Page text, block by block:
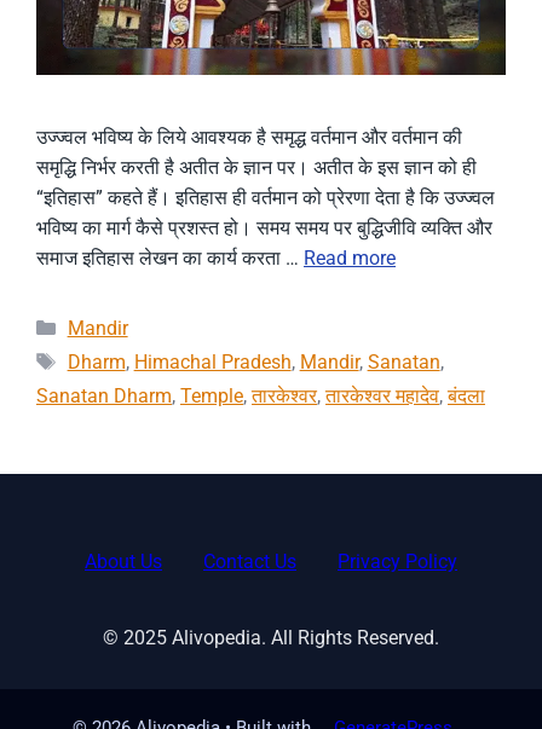
उज्ज्वल भविष्य के लिये आवश्यक है समृद्ध वर्तमान और वर्तमान की
समृद्धि निर्भर करती है अतीत के ज्ञान पर। अतीत के इस ज्ञान को ही
“इतिहास” कहते हैं। इतिहास ही वर्तमान को प्रेरणा देता है कि उज्ज्वल
भविष्य का मार्ग कैसे प्रशस्त हो। समय समय पर बुद्धिजीवि व्यक्ति और
समाज इतिहास लेखन का कार्य करता … Read more
Categories
Mandir
Tags
Dharm, Himachal Pradesh, Mandir, Sanatan,
Sanatan Dharm, Temple,तारकेश्वर,तारकेश्वर महादेव,बंदला
About Us Contact Us Privacy Policy
© 2025 Alivopedia. All Rights Reserved.